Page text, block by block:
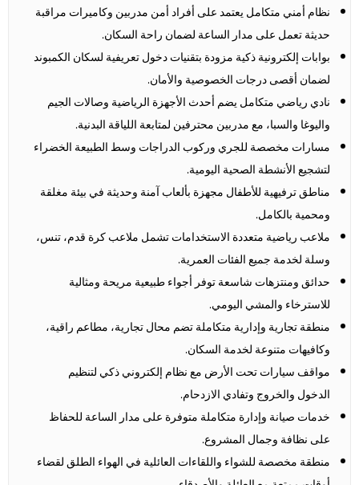
نظام أمني متكامل يعتمد على أفراد أمن مدربين وكاميرات مراقبة
حديثة تعمل على مدار الساعة لضمان راحة السكان.
بوابات إلكترونية ذكية مزودة بتقنيات دخول تعريفية لسكان الكمبوند
لضمان أقصى درجات الخصوصية والأمان.
نادي رياضي متكامل يضم أحدث الأجهزة الرياضية وصالات الجيم
واليوغا والسبا، مع مدربين محترفين لمتابعة اللياقة البدنية.
مسارات مخصصة للجري وركوب الدراجات وسط الطبيعة الخضراء
لتشجيع الأنشطة الصحية اليومية.
مناطق ترفيهية للأطفال مجهزة بألعاب آمنة وحديثة في بيئة مغلقة
ومحمية بالكامل.
ملاعب رياضية متعددة الاستخدامات تشمل ملاعب كرة قدم، تنس،
وسلة لخدمة جميع الفئات العمرية.
حدائق ومنتزهات شاسعة توفر أجواء طبيعية مريحة ومثالية
للاسترخاء والمشي اليومي.
منطقة تجارية وإدارية متكاملة تضم محال تجارية، مطاعم راقية،
وكافيهات متنوعة لخدمة السكان.
مواقف سيارات تحت الأرض مع نظام إلكتروني ذكي لتنظيم
الدخول والخروج وتفادي الازدحام.
خدمات صيانة وإدارة متكاملة متوفرة على مدار الساعة للحفاظ
على نظافة وجمال المشروع.
منطقة مخصصة للشواء واللقاءات العائلية في الهواء الطلق لقضاء